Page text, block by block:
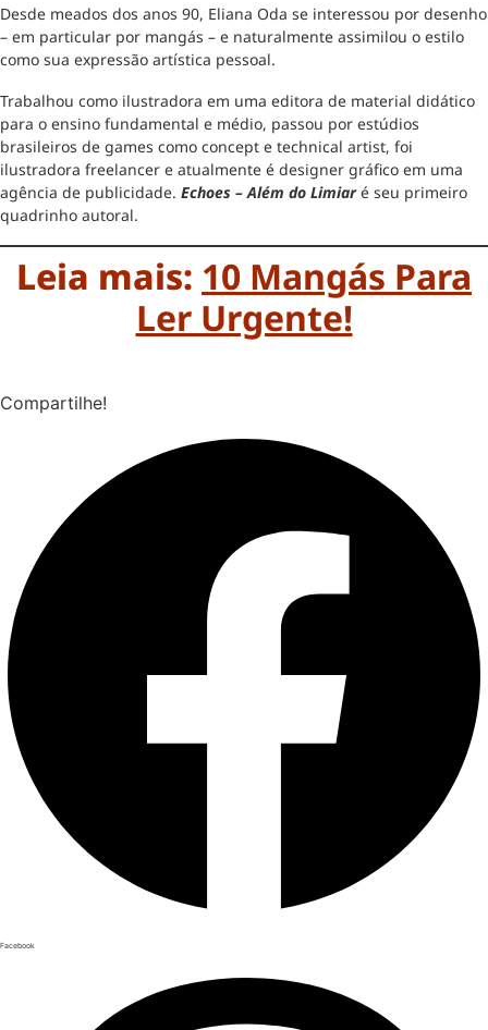
Desde meados dos anos 90, Eliana Oda se interessou por desenho
– em particular por mangás – e naturalmente assimilou o estilo
como sua expressão artística pessoal.
Trabalhou como ilustradora em uma editora de material didático
para o ensino fundamental e médio, passou por estúdios
brasileiros de games como concept e technical artist, foi
ilustradora freelancer e atualmente é designer gráfico em uma
agência de publicidade. Echoes – Além do Limiaré seu primeiro
quadrinho autoral.
Leia mais: 10 Mangás Para
Ler Urgente!
Compartilhe!
Facebook